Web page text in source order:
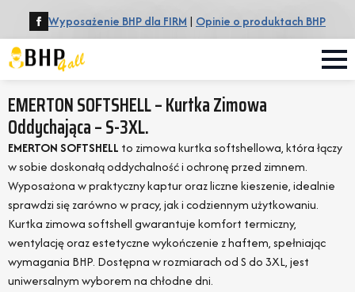
Wyposażenie BHP dla FIRM | Opinie o produktach BHP
EMERTON SOFTSHELL – Kurtka Zimowa
Oddychająca – S-3XL.
EMERTON SOFTSHELL to zimowa kurtka softshellowa, która łączy
w sobie doskonałą oddychalność i ochronę przed zimnem.
Wyposażona w praktyczny kaptur oraz liczne kieszenie, idealnie
sprawdzi się zarówno w pracy, jak i codziennym użytkowaniu.
Kurtka zimowa softshell gwarantuje komfort termiczny,
wentylację oraz estetyczne wykończenie z haftem, spełniając
wymagania BHP. Dostępna w rozmiarach od S do 3XL, jest
uniwersalnym wyborem na chłodne dni.